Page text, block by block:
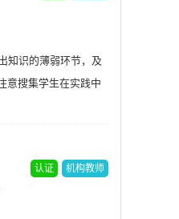
知识的薄弱环节，及
意搜集学生在实践中
认证 机构教师